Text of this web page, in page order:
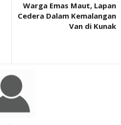
Warga Emas Maut, Lapan
Cedera Dalam Kemalangan
Van di Kunak